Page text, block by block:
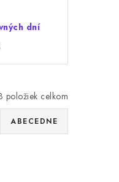
dní
položiek celkom
ABECEDNE